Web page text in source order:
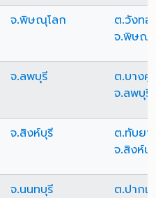
จ.พิษณุโลก
ต.วังทอ
จ.พิษณุ
จ.ลพบุรี
ต.บางคู้
จ.ลพบุรี
จ.สิงห์บุรี
ต.ทับยา
จ.สิงห์บุรี
จ.นนทบุรี
ต.ปากเ